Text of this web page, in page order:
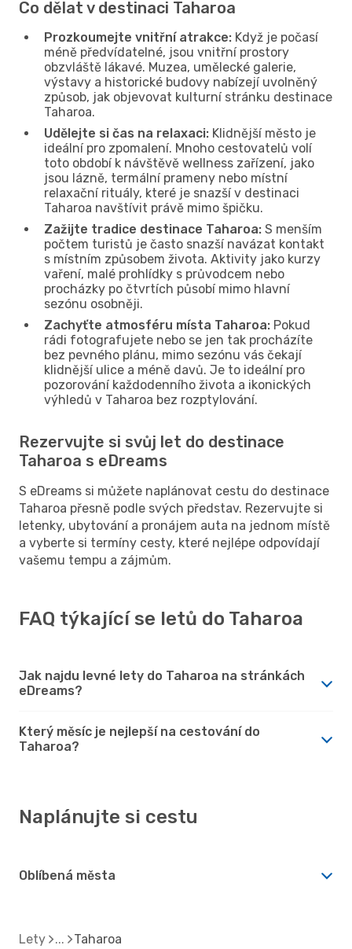
Co dělat v destinaci Taharoa
Prozkoumejte vnitřní atrakce: Když je počasí
méně předvídatelné, jsou vnitřní prostory
obzvláště lákavé. Muzea, umělecké galerie,
výstavy a historické budovy nabízejí uvolněný
způsob, jak objevovat kulturní stránku destinace
Taharoa.
Udělejte si čas na relaxaci: Klidnější město je
ideální pro zpomalení. Mnoho cestovatelů volí
toto období k návštěvě wellness zařízení, jako
jsou lázně, termální prameny nebo místní
relaxační rituály, které je snazší v destinaci
Taharoa navštívit právě mimo špičku.
Zažijte tradice destinace Taharoa: S menším
počtem turistů je často snazší navázat kontakt
s místním způsobem života. Aktivity jako kurzy
vaření, malé prohlídky s průvodcem nebo
procházky po čtvrtích působí mimo hlavní
sezónu osobněji.
Zachyťte atmosféru místa Taharoa: Pokud
rádi fotografujete nebo se jen tak procházíte
bez pevného plánu, mimo sezónu vás čekají
klidnější ulice a méně davů. Je to ideální pro
pozorování každodenního života a ikonických
výhledů v Taharoa bez rozptylování.
Rezervujte si svůj let do destinace
Taharoa s eDreams
S eDreams si můžete naplánovat cestu do destinace
Taharoa přesně podle svých představ. Rezervujte si
letenky, ubytování a pronájem auta na jednom místě
a vyberte si termíny cesty, které nejlépe odpovídají
vašemu tempu a zájmům.
FAQ týkající se letů do Taharoa
Jak najdu levné lety do Taharoa na stránkách
eDreams?
Který měsíc je nejlepší na cestování do
Taharoa?
Naplánujte si cestu
Oblíbená města
Lety Taharoa